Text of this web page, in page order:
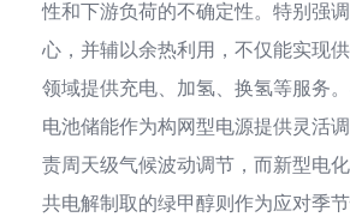
性和下游负荷的不确定性。特别强
心，并辅以余热利用，不仅能实现
领域提供充电、加氢、换氢等服务
电池储能作为构网型电源提供灵活
责周天级气候波动调节，而新型电化
共电解制取的绿甲醇则作为应对季